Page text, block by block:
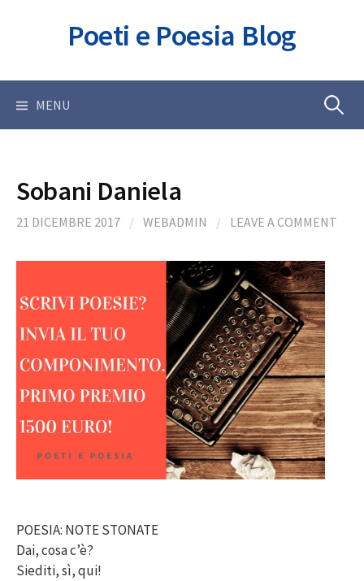
Poeti e Poesia Blog
MENU Ricerca
Sobani Daniela
21 DICEMBRE 2017 / WEBADMIN / LEAVE A COMMENT
POESIA: NOTE STONATE
Dai, cosa c’è?
Siediti, sì, qui!